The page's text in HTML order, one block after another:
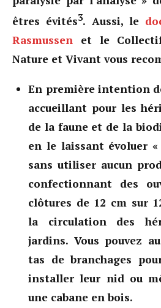
êtres évités3. Aussi, le
Rasmussen et le
Nature et Vivant vous
En première intention
accueillant pour les
de la faune et de la
en le laissant évoluer «
sans utiliser aucun
confectionnant des
clôtures de 12 cm sur
la circulation des
jardins. Vous pouvez
tas de branchages
installer leur nid ou
une cabane en bois.